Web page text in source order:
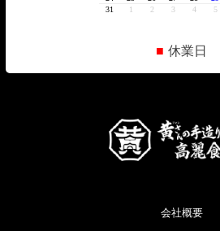
■ 休業日
会社概要